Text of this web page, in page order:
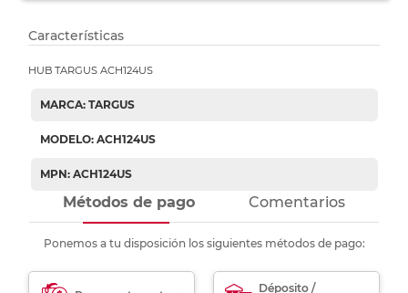
Características
HUB TARGUS ACH124US
MARCA: TARGUS
MODELO: ACH124US
MPN: ACH124US
Métodos de pago Comentarios
Ponemos a tu disposición los siguientes métodos de pago:
Déposito /